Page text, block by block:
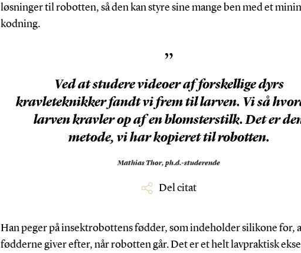
løsninger til robotten, så den kan styre sine mange ben med et
kodning.
”
Ved at studere videoer af forskellige dyrs
kravleteknikker fandt vi frem til larven. Vi så
larven kravler op af en blomsterstilk. Det er
metode, vi har kopieret til robotten.
Mathias Thor, ph.d.-studerende
Del citat
Han peger på insektrobottens fødder, som indeholder silikone for,
fødderne giver efter, når robotten går. Det er et helt lavpraktisk